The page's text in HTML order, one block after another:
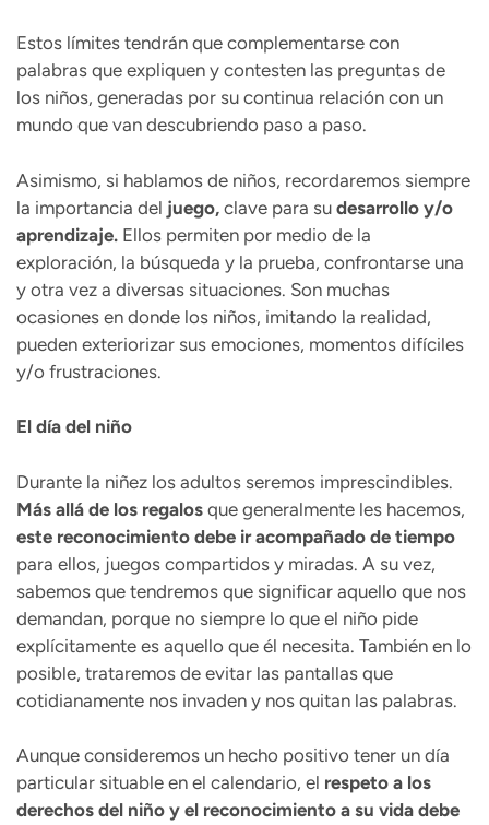
Estos límites tendrán que complementarse con
palabras que expliquen y contesten las preguntas de
los niños, generadas por su continua relación con un
mundo que van descubriendo paso a paso.
Asimismo, si hablamos de niños, recordaremos siempre
la importancia del juego, clave para su desarrollo y/o
aprendizaje. Ellos permiten por medio de la
exploración, la búsqueda y la prueba, confrontarse una
y otra vez a diversas situaciones. Son muchas
ocasiones en donde los niños, imitando la realidad,
pueden exteriorizar sus emociones, momentos difíciles
y/o frustraciones.
El día del niño
Durante la niñez los adultos seremos imprescindibles.
Más allá de los regalos que generalmente les hacemos,
este reconocimiento debe ir acompañado de tiempo
para ellos, juegos compartidos y miradas. A su vez,
sabemos que tendremos que significar aquello que nos
demandan, porque no siempre lo que el niño pide
explícitamente es aquello que él necesita. También en lo
posible, trataremos de evitar las pantallas que
cotidianamente nos invaden y nos quitan las palabras.
Aunque consideremos un hecho positivo tener un día
particular situable en el calendario, el respeto a los
derechos del niño y el reconocimiento a su vida debe